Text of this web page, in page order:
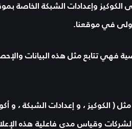
الكوكيز وإعدادات الشبكة الخاصة
في موقعنا.
تتابع مثل هذه البيانات
( الكوكيز ، و إعدادات الشبكة ، و
وقياس مدى فاعلية هذه